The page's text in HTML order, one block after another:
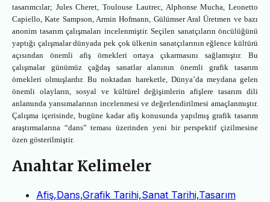
tasarımcılar; Jules Cheret, Toulouse Lautrec, Alphonse Mucha, Leonetto
Capiello, Kate Sampson, Armin Hofmann, Gülümser Aral Üretmen ve bazı
anonim tasarım çalışmaları incelenmiştir. Seçilen sanatçıların öncülüğünü
yaptığı çalışmalar dünyada pek çok ülkenin sanatçılarının eğlence kültürü
açısından önemli afiş örnekleri ortaya çıkarmasını sağlamıştır. Bu
çalışmalar günümüz çağdaş sanatlar alanının önemli grafik tasarım
örnekleri olmuşlardır. Bu noktadan hareketle, Dünya’da meydana gelen
önemli olayların, sosyal ve kültürel değişimlerin afişlere tasarım dili
anlamında yansımalarının incelenmesi ve değerlendirilmesi amaçlanmıştır.
Çalışma içerisinde, bugüne kadar afiş konusunda yapılmış grafik tasarım
araştırmalarına “dans” teması üzerinden yeni bir perspektif çizilmesine
özen gösterilmiştir.
Anahtar Kelimeler
Afiş,Dans,Grafik Tarihi,Sanat Tarihi,Tasarım